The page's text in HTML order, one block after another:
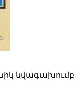
նվագախումբ